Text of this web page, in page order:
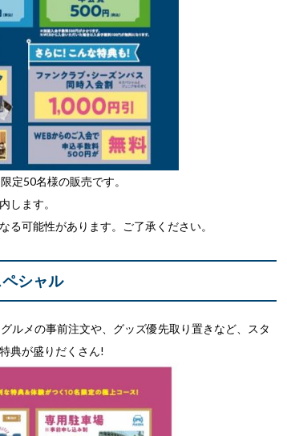
定50名様の販売です。
します。
可能性があります。ご了承ください。
ペシャル
ルメの事前注文や、グッズ優先取り置きなど、スタ
典が盛りだくさん!